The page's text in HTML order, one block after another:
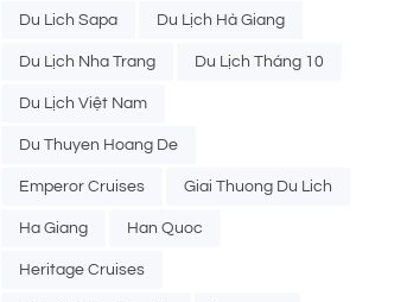
Du Lich Sapa Du Lịch Hà Giang
Du Lịch Nha Trang Du Lịch Tháng 10
Du Lịch Việt Nam
Du Thuyen Hoang De
Emperor Cruises Giai Thuong Du Lich
Ha Giang Han Quoc
Heritage Cruises